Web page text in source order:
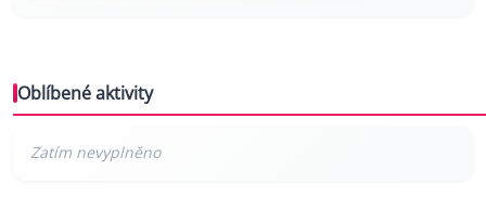
Oblíbené aktivity